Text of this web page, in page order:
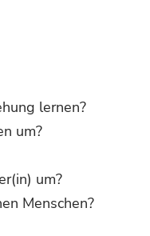
lernen?
um?
um?
Menschen?